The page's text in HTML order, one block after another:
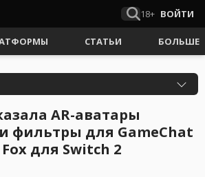
18+ ВОЙТИ
СТАТЬИ БОЛЬШЕ
AR-аватары
фильтры для GameChat
для Switch 2